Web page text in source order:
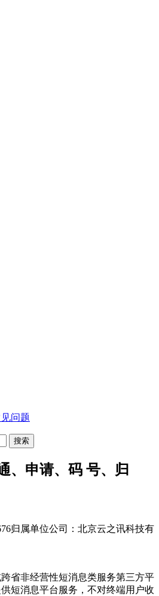
问题
搜索
、申请、码 号、归
归属单位公司：北京云之讯科技有
省非经营性短消息类服务第三方平
短消息平台服务，不对终端用户收